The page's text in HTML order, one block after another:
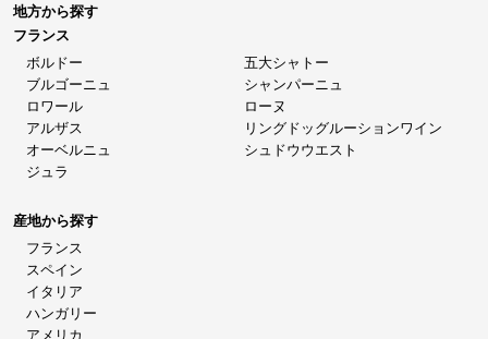
地方から探す
フランス
ボルドー
五大シャトー
ブルゴーニュ
シャンパーニュ
ロワール
ローヌ
アルザス
リングドッグルーションワイン
オーベルニュ
シュドウウエスト
ジュラ
産地から探す
フランス
スペイン
イタリア
ハンガリー
アメリカ